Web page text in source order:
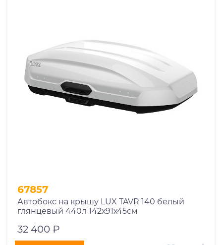
67857
Автобокс на крышу LUX TAVR 140 белый
глянцевый 440л 142х91х45см
32 400 ₽